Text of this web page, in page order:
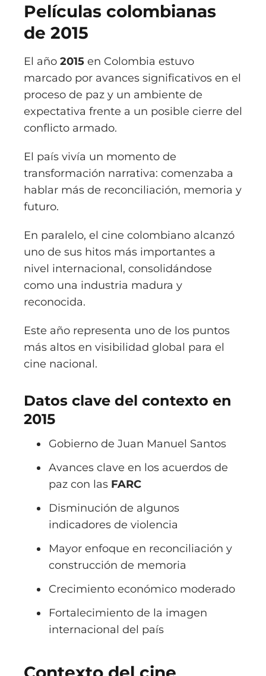
Películas colombianas
de 2015
El año 2015 en Colombia estuvo
marcado por avances significativos en el
proceso de paz y un ambiente de
expectativa frente a un posible cierre del
conflicto armado.
El país vivía un momento de
transformación narrativa: comenzaba a
hablar más de reconciliación, memoria y
futuro.
En paralelo, el cine colombiano alcanzó
uno de sus hitos más importantes a
nivel internacional, consolidándose
como una industria madura y
reconocida.
Este año representa uno de los puntos
más altos en visibilidad global para el
cine nacional.
Datos clave del contexto en
2015
Gobierno de Juan Manuel Santos
Avances clave en los acuerdos de
paz con las FARC
Disminución de algunos
indicadores de violencia
Mayor enfoque en reconciliación y
construcción de memoria
Crecimiento económico moderado
Fortalecimiento de la imagen
internacional del país